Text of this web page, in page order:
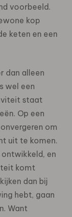
voorbeeld.
kop
keten en een
dan alleen
wel een
staat
Op een
om
uit te komen.
en
komt
dan bij
hebt, gaan
Want